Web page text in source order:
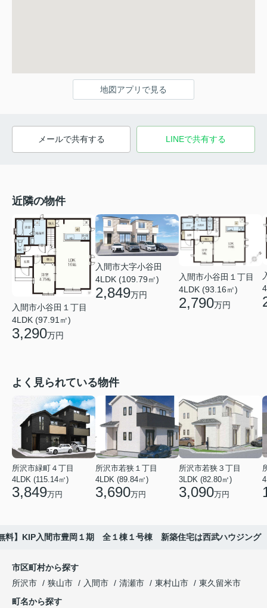
地図アプリで見る
メールで共有する LINEで共有する
近隣の物件
入間市小谷田１丁目
4LDK (97.91㎡)
3,290万円
入間市大字小谷田
4LDK (109.79㎡)
2,849万円
入間市小谷田１丁目
4LDK (93.16㎡)
2,790万円
よく見られている物件
所沢市緑町４丁目
4LDK (115.14㎡)
3,849万円
所沢市若狭１丁目
4LDK (89.84㎡)
3,690万円
所沢市若狭３丁目
3LDK (82.80㎡)
3,090万円
料】KIP入間市豊岡１期 全１棟１号棟 新築住宅は西武ハウジング
市区町村から探す
所沢市
狭山市 入間市 清瀬市 東村山市
東久留米市
町名から探す